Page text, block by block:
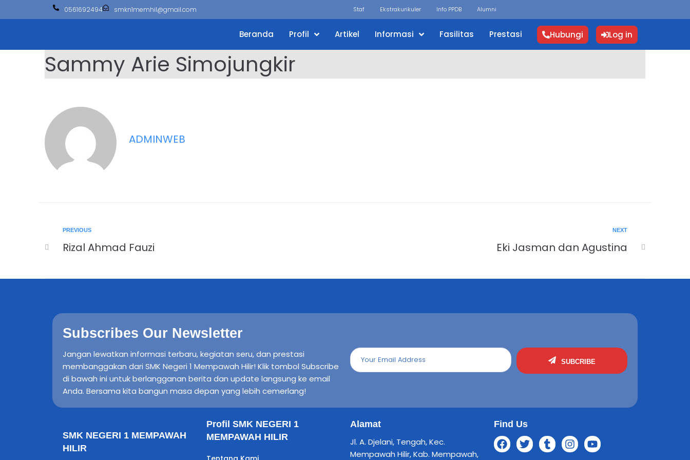
0561692494 smkn1memhil@gmail.com Staf Ekstrakurikuler Info PPDB Alumni
Beranda Profil Artikel Informasi Fasilitas Prestasi Hubungi Log in
Sammy Arie Simojungkir
ADMINWEB
PREVIOUS
Rizal Ahmad Fauzi
NEXT
Eki Jasman dan Agustina
Subscribes Our Newsletter
Jangan lewatkan informasi terbaru, kegiatan seru, dan prestasi
membanggakan dari SMK Negeri 1 Mempawah Hilir! Klik tombol Subscribe
di bawah ini untuk berlangganan berita dan update langsung ke email
Anda. Bersama kita bangun masa depan yang lebih cemerlang!
SUBCRIBE
SMK NEGERI 1 MEMPAWAH
HILIR
Profil SMK NEGERI 1
MEMPAWAH HILIR
Alamat
Jl. A. Djelani, Tengah, Kec.
Mempawah Hilir, Kab. Mempawah,
Find Us